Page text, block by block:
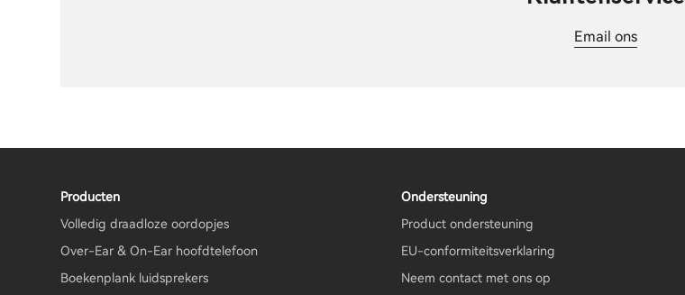
Email ons
Producten
Volledig draadloze oordopjes
Over-Ear & On-Ear hoofdtelefoon
Boekenplank luidsprekers
Ondersteuning
Product ondersteuning
EU-conformiteitsverklaring
Neem contact met ons op